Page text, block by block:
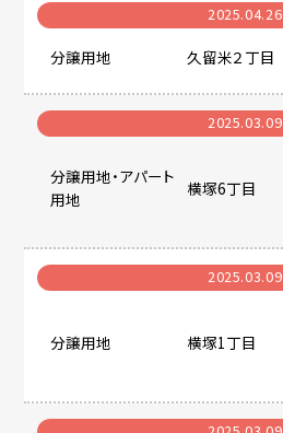
2025.04.26
分譲用地 久留米２丁目
2025.03.09
分譲用地・アパート
用地
横塚6丁目
2025.03.09
分譲用地 横塚1丁目